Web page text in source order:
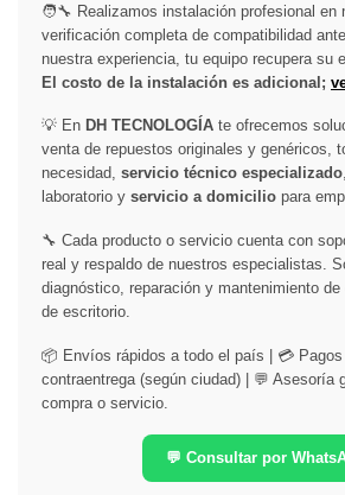
🧑‍🔧 Realizamos instalación profesional en
verificación completa de compatibilidad
nuestra experiencia, tu equipo recupera su
El costo de la instalación es adicional;
💡 En DH TECNOLOGÍA te ofrecemos
venta de repuestos originales y genéricos,
necesidad, servicio técnico especializado
laboratorio y servicio a domicilio para
🔧 Cada producto o servicio cuenta con
real y respaldo de nuestros especialistas.
diagnóstico, reparación y mantenimiento
de escritorio.
📦 Envíos rápidos a todo el país | 💳
contraentrega (según ciudad) | 💬 Asesoría
compra o servicio.
💬 Consultar por